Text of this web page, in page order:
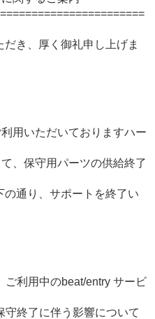
き、厚く御礼申し上げま
用いただいておりますハー
、保守用パーツの供給終了
通り、サポートを終了い
利用中のbeat/entry サービ
終了に伴う影響について